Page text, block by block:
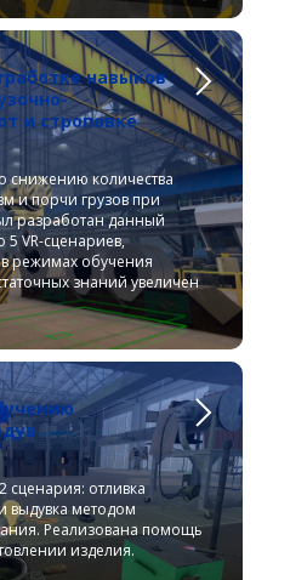
навыков
и строповке
снижению количества
и порчи грузов при
разработан данный
VR-сценариев,
режимах обучения
знаний увеличен
сценария: отливка
выдувка методом
Реализована помощь
изделия.